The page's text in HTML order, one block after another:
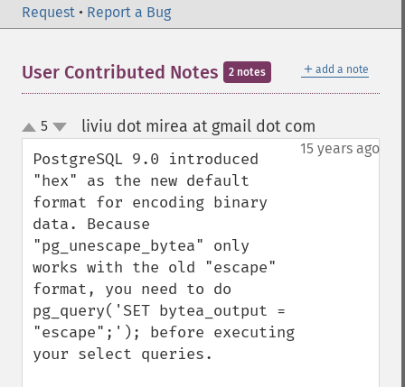
Request • Report a Bug
＋ add a note
User Contributed Notes 2 notes
up
down
5 liviu dot mirea at gmail dot com
15 years ago
PostgreSQL 9.0 introduced
"hex" as the new default
format for encoding binary
data. Because
"pg_unescape_bytea" only
works with the old "escape"
format, you need to do
pg_query('SET bytea_output =
"escape";'); before executing
your select queries.